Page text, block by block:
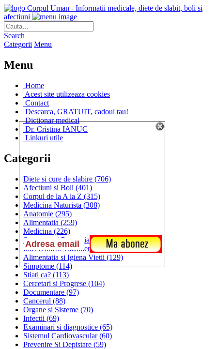
Corpul Uman - Informatii medicale, diete de slabit, boli si
afectiuni
Search
Categorii Menu
Menu
Home
Acest site utilizeaza cookies
Contact
Descarca, GRATUIT, cadoul tau!
Dictionar medical
Dr. Cristina IANUC
Linkuri utile
Categorii
Diete si cure de slabire (706)
Afectiuni si Boli (401)
Corpul de la A la Z (315)
Medicina Naturista (308)
Anatomie (295)
Alimentatia (259)
Medicina (226)
Sanatatea si Preventia(170)
Interventii si Tratamente(167)
Alimentatia si Igiena Vietii (129)
Simptome(114)
Stiati ca? (113)
Cercetari si Progrese (104)
Documentare (97)
Cancerul (88)
Organe si Sisteme (70)
Infectii (69)
Examinari si diagnostice (65)
Sistemul Cardiovascular(60)
Prevenire Si Depistare (59)